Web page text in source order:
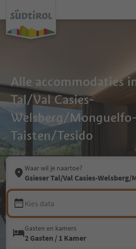
Alle accommodaties
Tal/Val Casies-
Welsberg/Monguelfo-
Taisten/Tesido
Waar wil je naartoe?
Gsieser Tal/Val Casies-
Kies data
Gasten en kamers
2 Gasten / 1 Kamer